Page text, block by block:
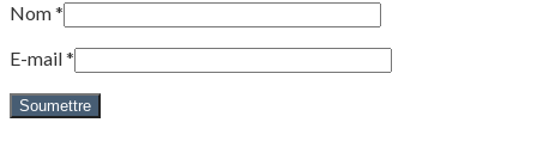
Nom*
E-mail*